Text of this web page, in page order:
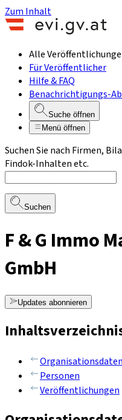
Zum Inhalt
Alle
Für Veröffentlicher
Hilfe & FAQ
Benachrichtigungs-
Suche öffnen
Menü öffnen
Suchen Sie nach Firmen,
Findok-Inhalten etc.
Suchen
F & G Immo
GmbH
Updates abonnieren
Organisationsdaten
Personen
Veröffentlichungen